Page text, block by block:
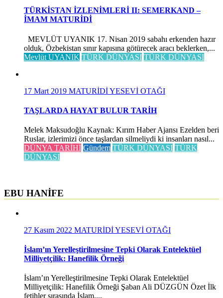
TÜRKİSTAN İZLENİMLERİ II: SEMERKAND –
İMAM MATURİDİ
MEVLÜT UYANIK 17. Nisan 2019 sabahı erkenden hazır
olduk, Özbekistan sınır kapısına götürecek aracı beklerken,...
Mevlüt UYANIK TÜRK DÜNYASI TÜRK DÜNYASI
17 Mart 2019 MATURİDİ YESEVİ OTAĞI
TAŞLARDA HAYAT BULUR TARİH
Melek Maksudoğlu Kaynak: Kırım Haber Ajansı Ezelden beri
Ruslar, izlerimizi önce taşlardan silmeliydi ki insanları nasıl...
DÜNYA TARİHİ Gündem TÜRK DÜNYASI TÜRK
DÜNYASI
EBU HANİFE
27 Kasım 2022 MATURİDİ YESEVİ OTAĞI
İslam’ın Yerelleştirilmesine Tepki Olarak Entelektüel
Milliyetçilik: Hanefilik Örneği
İslam’ın Yerelleştirilmesine Tepki Olarak Entelektüel
Milliyetçilik: Hanefilik Örneği Şaban Ali DÜZGÜN Özet İlk
fetihler sırasında İslam,...